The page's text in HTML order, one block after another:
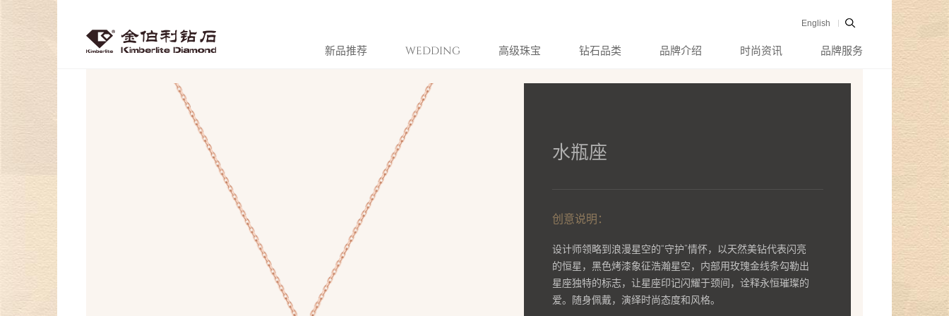
English
新品推荐 WEDDING 高级珠宝 钻石品类 品牌介绍 时尚资讯 品牌服务
水瓶座
创意说明：
设计师领略到浪漫星空的“守护”情怀，以天然美钻代表闪亮
的恒星，黑色烤漆象征浩瀚星空，内部用玫瑰金线条勾勒出
星座独特的标志，让星座印记闪耀于颈间，诠释永恒璀璨的
爱。随身佩戴，演绎时尚态度和风格。